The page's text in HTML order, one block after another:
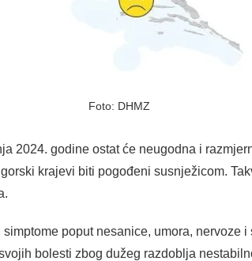
Foto: DHMZ
2024. godine ostat će neugodna i
krajevi biti pogođeni susnježicom.
simptome poput nesanice, umora, nervoze
bolesti zbog dužeg razdoblja